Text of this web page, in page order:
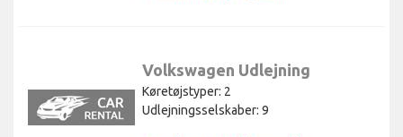
Volkswagen Udlejning
Køretøjstyper: 2
Udlejningsselskaber: 9